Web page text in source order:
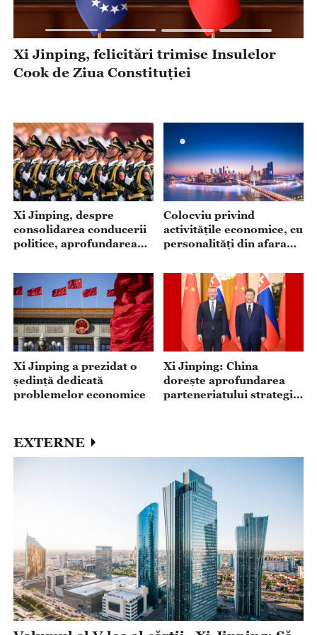
Xi Jinping, felicitări trimise Insulelor
Cook de Ziua Constituției
Xi Jinping, despre
consolidarea conducerii
politice, aprofundarea
modernizarea apărării
naționale și a armatei
Colocviu privind
activitățile economice, cu
personalități din afara
Xi Jinping a prezidat o
ședință dedicată
problemelor economice
Xi Jinping: China
dorește aprofundarea
parteneriatului strategic
EXTERNE